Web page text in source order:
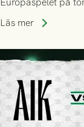
Stockholm . Men
lyckades få in 2-0.
Läs mer